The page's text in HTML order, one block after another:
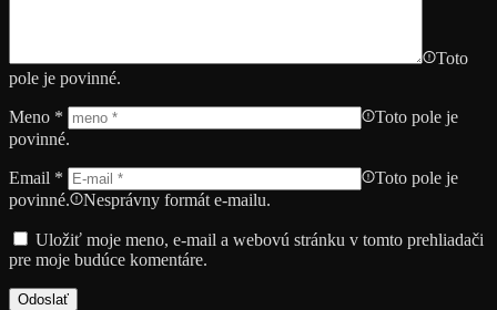
Toto
pole je povinné.
Meno *
Toto pole je
povinné.
Email *
Toto pole je
povinné.
Nesprávny formát e-mailu.
Uložiť moje meno, e-mail a webovú stránku v tomto prehliadači
pre moje budúce komentáre.